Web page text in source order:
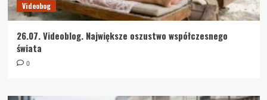
Videobog
26.07. Videoblog. Największe oszustwo współczesnego
świata
0